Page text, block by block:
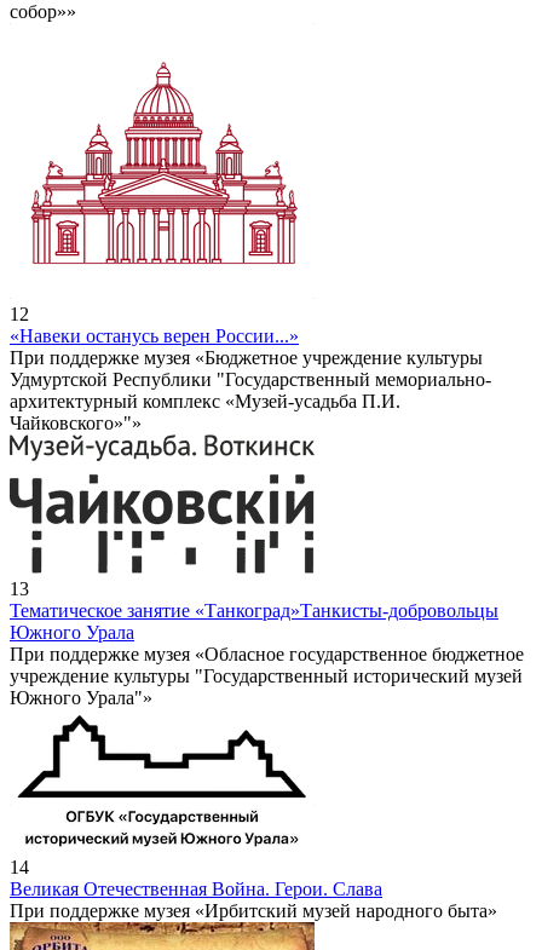
собор»»
12
«Навеки останусь верен России...»
При поддержке музея «Бюджетное учреждение культуры
Удмуртской Республики "Государственный мемориально-
архитектурный комплекс «Музей-усадьба П.И.
Чайковского»"»
13
Тематическое занятие «Танкоград»Танкисты-добровольцы
Южного Урала
При поддержке музея «Обласное государственное бюджетное
учреждение культуры "Государственный исторический музей
Южного Урала"»
14
Великая Отечественная Война. Герои. Слава
При поддержке музея «Ирбитский музей народного быта»